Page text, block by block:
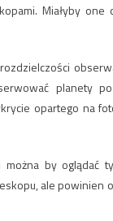
Miałyby
planety
opartego na
by oglądać
ale powinien